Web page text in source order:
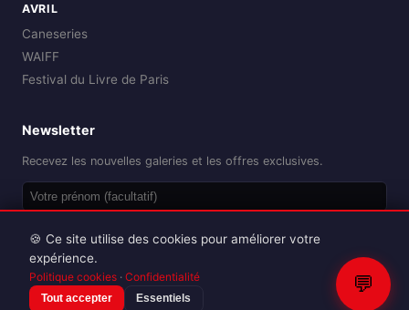
AVRIL
Caneseries
WAIFF
Festival du Livre de Paris
Newsletter
Recevez les nouvelles galeries et les offres exclusives.
Reproduction interdite sans autorisation.
💬
🍪 Ce site utilise des cookies pour améliorer votre
expérience.
Politique cookies · Confidentialité
Tout accepter Essentiels